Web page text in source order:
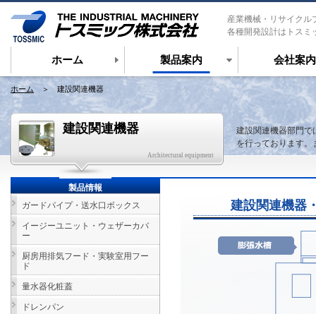
産業機械・リサイクル
各種開発設計はトスミ
ホーム 製品案内 会社案内
ホーム ＞ 建設関連機器
建設関連機器
Architectural equipment
建設関連機器部門で
を行っております
建設関連機器
製品情報
ガードパイプ・送水口ボックス
イージーユニット・ウェザーカバ
ー
厨房用排気フード・実験室用フー
ド
量水器化粧蓋
ドレンパン